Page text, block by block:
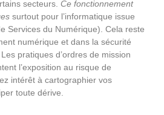
secteurs. Ce fonctionnement
surtout pour l’informatique issue
Services du Numérique). Cela reste
numérique et dans la sécurité
pratiques d’ordres de mission
l’exposition au risque de
intérêt à cartographier vos
toute dérive.